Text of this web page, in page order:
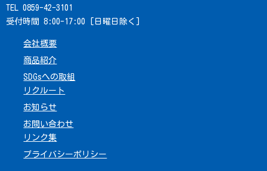
TEL 0859-42-3101
受付時間 8:00-17:00 [日曜日除く]
会社概要
商品紹介
SDGsへの取組
リクルート
お知らせ
お問い合わせ
リンク集
プライバシーポリシー